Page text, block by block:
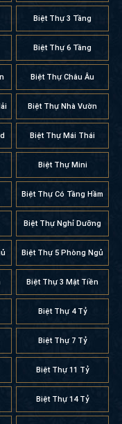
Thiết Kế Dinh Thự
Biệt Thự 3 Tầng
Biệt Thự 6 Tầng
Biệt Thự Châu Âu
Biệt Thự Nhà Vườn
Biệt Thự Mái Thái
Biệt Thự Mini
Biệt Thự Có Tầng Hầm
Biệt Thự Nghỉ Dưỡng
Biệt Thự 5 Phòng Ngủ
Biệt Thự 3 Mặt Tiền
Biệt Thự 4 Tỷ